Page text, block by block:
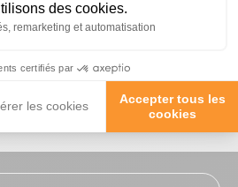
des cookies.
remarketing et automatisation
certifiés par
les cookies
Accepter tous les
cookies
Publié le 29/07/2026
et conforme